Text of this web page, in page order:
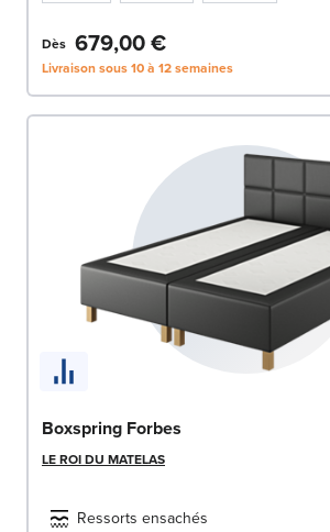
Dès 679,00 €
Livraison sous 10 à 12 semaines
Boxspring Forbes
LE ROI DU MATELAS
Ressorts ensachés